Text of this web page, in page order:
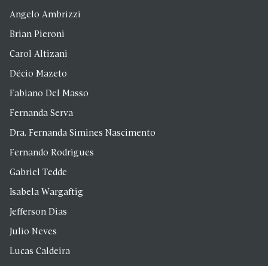
Angelo Ambrizzi
Brian Pieroni
Carol Altizani
Décio Mazeto
Fabiano Del Masso
Fernanda Serva
Dra. Fernanda Simines Nascimento
Fernando Rodrigues
Gabriel Tedde
Isabela Wargaftig
Jefferson Dias
Julio Neves
Lucas Caldeira